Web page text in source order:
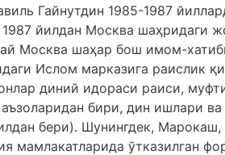
Гайнутдин 1985-1987
1987 йилдан Москва шаҳридаги
Москва шаҳар бош имом-
Ислом марказига раислик
диний идораси раиси,
бири, дин ишлари
бери). Шунингдек,
мамлакатларида ўтказилган